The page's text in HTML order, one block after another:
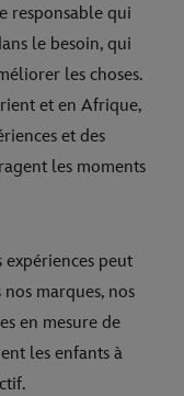
responsable qui
le besoin, qui
les choses.
et en Afrique,
et des
les moments
expériences peut
marques, nos
en mesure de
les enfants à